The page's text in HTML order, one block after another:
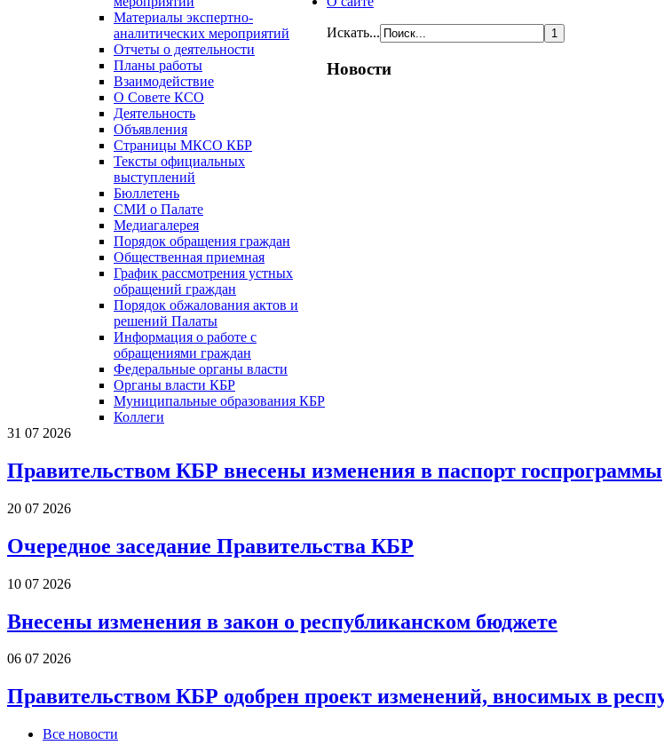
Материалы экспертно-
аналитических мероприятий
Отчеты о деятельности
Планы работы
Взаимодействие
О Совете КСО
Деятельность
Объявления
Страницы МКСО КБР
Тексты официальных
выступлений
Бюллетень
СМИ о Палате
Медиагалерея
Порядок обращения граждан
Общественная приемная
График рассмотрения устных
обращений граждан
Порядок обжалования актов и
решений Палаты
Информация о работе с
обращениями граждан
Федеральные органы власти
Органы власти КБР
Муниципальные образования КБР
Коллеги
Искать...
Новости
31 07 2026
Правительством КБР внесены изменения в паспорт госпрограммы
20 07 2026
Очередное заседание Правительства КБР
10 07 2026
Внесены изменения в закон о республиканском бюджете
06 07 2026
Правительством КБР одобрен проект изменений, вносимых в
Все новости